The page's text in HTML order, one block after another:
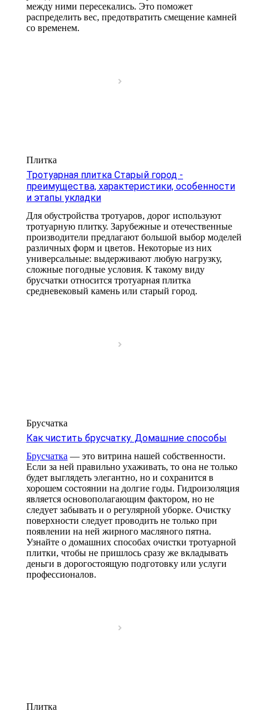
между ними пересекались. Это поможет
распределить вес, предотвратить смещение камней
со временем.
Плитка
Тротуарная плитка Старый город -
преимущества, характеристики, особенности
и этапы укладки
Для обустройства тротуаров, дорог используют
тротуарную плитку. Зарубежные и отечественные
производители предлагают большой выбор моделей
различных форм и цветов. Некоторые из них
универсальные: выдерживают любую нагрузку,
сложные погодные условия. К такому виду
брусчатки относится тротуарная плитка
средневековый камень или старый город.
Брусчатка
Как чистить брусчатку. Домашние способы
Брусчатка — это витрина нашей собственности.
Если за ней правильно ухаживать, то она не только
будет выглядеть элегантно, но и сохранится в
хорошем состоянии на долгие годы. Гидроизоляция
является основополагающим фактором, но не
следует забывать и о регулярной уборке. Очистку
поверхности следует проводить не только при
появлении на ней жирного масляного пятна.
Узнайте о домашних способах очистки тротуарной
плитки, чтобы не пришлось сразу же вкладывать
деньги в дорогостоящую подготовку или услуги
профессионалов.
Плитка